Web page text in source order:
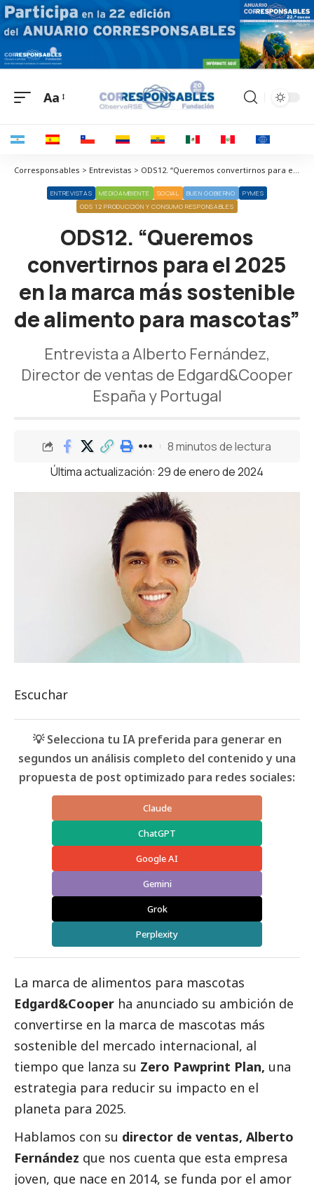
Aa
Corresponsables > Entrevistas > ODS12. “Queremos convertirnos para el 2025 en la marca más sostenible de alimento para mascotas”
ENTREVISTAS MEDIOAMBIENTE SOCIAL BUEN GOBIERNO
PYMES
ODS 12 PRODUCCIÓN Y CONSUMO RESPONSABLES
ODS12. “Queremos
convertirnos para el 2025
en la marca más sostenible
de alimento para mascotas”
Entrevista a Alberto Fernández,
Director de ventas de Edgard&Cooper
España y Portugal
Última actualización: 29 de enero de 2024
8 minutos de lectura
Escuchar
💡 Selecciona tu IA preferida para generar en
segundos un análisis completo del contenido y una
propuesta de post optimizado para redes sociales:
Claude
ChatGPT
Google AI
Gemini
Grok
Perplexity
La marca de alimentos para mascotas
Edgard&Cooper ha anunciado su ambición de
convertirse en la marca de mascotas más
sostenible del mercado internacional, al
tiempo que lanza su Zero Pawprint Plan, una
estrategia para reducir su impacto en el
planeta para 2025.
Hablamos con su director de ventas, Alberto
Fernández que nos cuenta que esta empresa
joven, que nace en 2014, se funda por el amor